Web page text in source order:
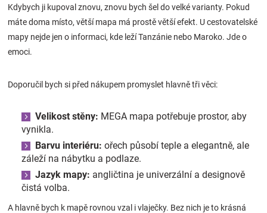
Kdybych ji kupoval znovu, znovu bych šel do velké varianty. Pokud
máte doma místo, větší mapa má prostě větší efekt. U cestovatelské
mapy nejde jen o informaci, kde leží Tanzánie nebo Maroko. Jde o
emoci.
Doporučil bych si před nákupem promyslet hlavně tři věci:
Velikost stěny: MEGA mapa potřebuje prostor, aby
vynikla.
Barvu interiéru: ořech působí teple a elegantně, ale
záleží na nábytku a podlaze.
Jazyk mapy: angličtina je univerzální a designově
čistá volba.
A hlavně bych k mapě rovnou vzal i vlaječky. Bez nich je to krásná